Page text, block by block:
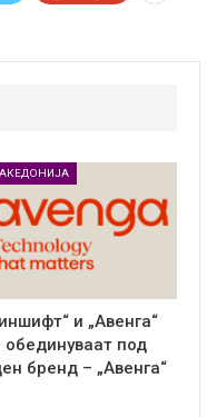
и „Авенга“
обединуваат под
бренд – „Авенга“